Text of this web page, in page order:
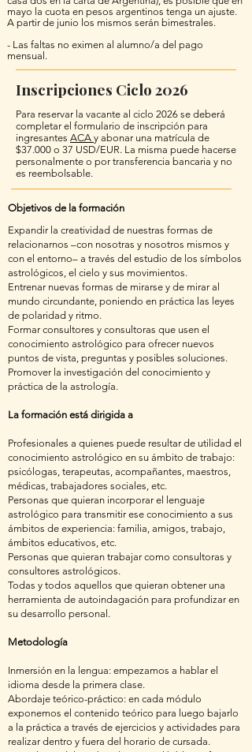
mayo la cuota en pesos argentinos tenga un ajuste.
A partir de junio los mismos serán bimestrales.
- Las faltas no eximen al alumno/a del pago
mensual.
Inscripciones Ciclo 2026
Para reservar la vacante al ciclo 2026 se deberá
completar el formulario de inscripción para
ingresantes ACA y abonar una matrícula de
$37.000 o 37 USD/EUR. La misma puede hacerse
personalmente o por transferencia bancaria y no
es reembolsable.
Objetivos de la formación
Expandir la creatividad de nuestras formas de
relacionarnos –con nosotras y nosotros mismos y
con el entorno– a través del estudio de los símbolos
astrológicos, el cielo y sus movimientos.
Entrenar nuevas formas de mirarse y de mirar al
mundo circundante, poniendo en práctica las leyes
de polaridad y ritmo.
Formar consultores y consultoras que usen el
conocimiento astrológico para ofrecer nuevos
puntos de vista, preguntas y posibles soluciones.
Promover la investigación del conocimiento y
práctica de la astrología.
La formación está dirigida a
Profesionales a quienes puede resultar de utilidad el
conocimiento astrológico en su ámbito de trabajo:
psicólogas, terapeutas, acompañantes, maestros,
médicas, trabajadores sociales, etc.
Personas que quieran incorporar el lenguaje
astrológico para transmitir ese conocimiento a sus
ámbitos de experiencia: familia, amigos, trabajo,
ámbitos educativos, etc.
Personas que quieran trabajar como consultoras y
consultores astrológicos.
Todas y todos aquellos que quieran obtener una
herramienta de autoindagación para profundizar en
su desarrollo personal.
Metodología
Inmersión en la lengua: empezamos a hablar el
idioma desde la primera clase.
Abordaje teórico-práctico: en cada módulo
exponemos el contenido teórico para luego bajarlo
a la práctica a través de ejercicios y actividades para
realizar dentro y fuera del horario de cursada.